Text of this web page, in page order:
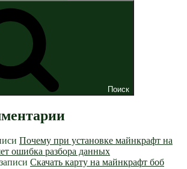
Поиск
Почему при установке майнкрафт на
ошибка разбора данных
Скачать карту на майнкрафт боб